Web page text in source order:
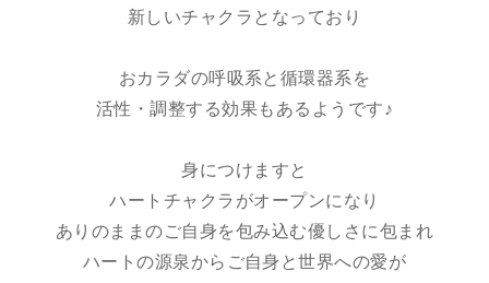
新しいチャクラとなっており
おカラダの呼吸系と循環器系を
活性・調整する効果もあるようです♪
身につけますと
ハートチャクラがオープンになり
ありのままのご自身を包み込む優しさに包まれ
ハートの源泉からご自身と世界への愛が